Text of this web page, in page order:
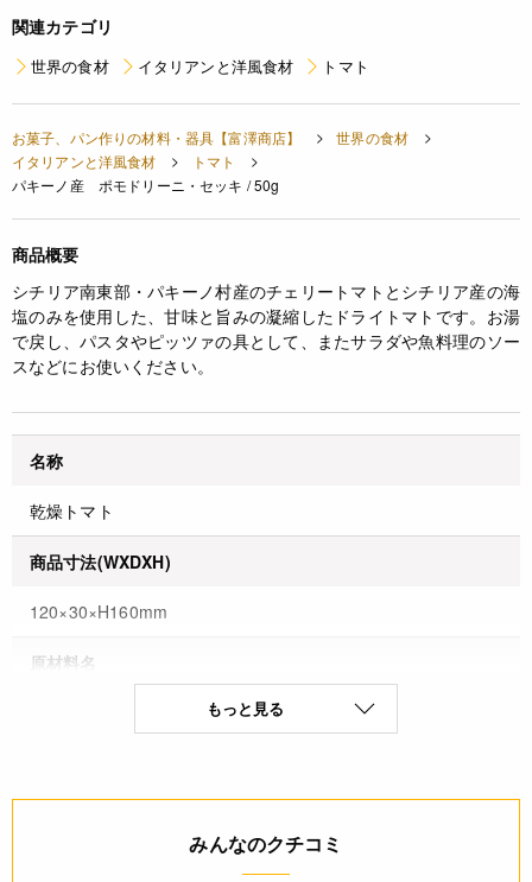
関連カテゴリ
世界の食材 イタリアンと洋風食材 トマト
お菓子、パン作りの材料・器具【富澤商店】
世界の食材
イタリアンと洋風食材
トマト
パキーノ産 ポモドリーニ・セッキ / 50g
商品概要
シチリア南東部・パキーノ村産のチェリートマトとシチリア産の海
塩のみを使用した、甘味と旨みの凝縮したドライトマトです。お湯
で戻し、パスタやピッツァの具として、またサラダや魚料理のソー
スなどにお使いください。
名称
乾燥トマト
商品寸法(WXDXH)
120×30×H160mm
原材料名
もっと見る
みんなのクチコミ